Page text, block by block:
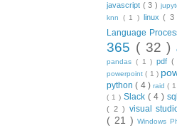
javascript ( 3 )
knn ( 1 ) linux( 3
Language
365 ( 32 )
pandas ( 1 ) pdf (
powerpoint( 1 )
python( 4 ) raid( 1
( 1 )Slack( 4 )
( 2 ) visual
( 21 )Windows